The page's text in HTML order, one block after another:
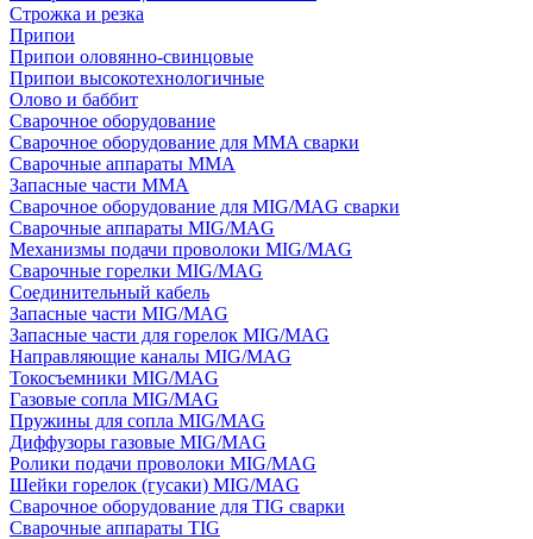
Строжка и резка
Припои
Припои оловянно-свинцовые
Припои высокотехнологичные
Олово и баббит
Сварочное оборудование
Сварочное оборудование для MMA сварки
Сварочные аппараты MMA
Запасные части MMA
Сварочное оборудование для MIG/MAG сварки
Сварочные аппараты MIG/MAG
Механизмы подачи проволоки MIG/MAG
Сварочные горелки MIG/MAG
Соединительный кабель
Запасные части MIG/MAG
Запасные части для горелок MIG/MAG
Направляющие каналы MIG/MAG
Токосъемники MIG/MAG
Газовые сопла MIG/MAG
Пружины для сопла MIG/MAG
Диффузоры газовые MIG/MAG
Ролики подачи проволоки MIG/MAG
Шейки горелок (гусаки) MIG/MAG
Сварочное оборудование для TIG сварки
Сварочные аппараты TIG